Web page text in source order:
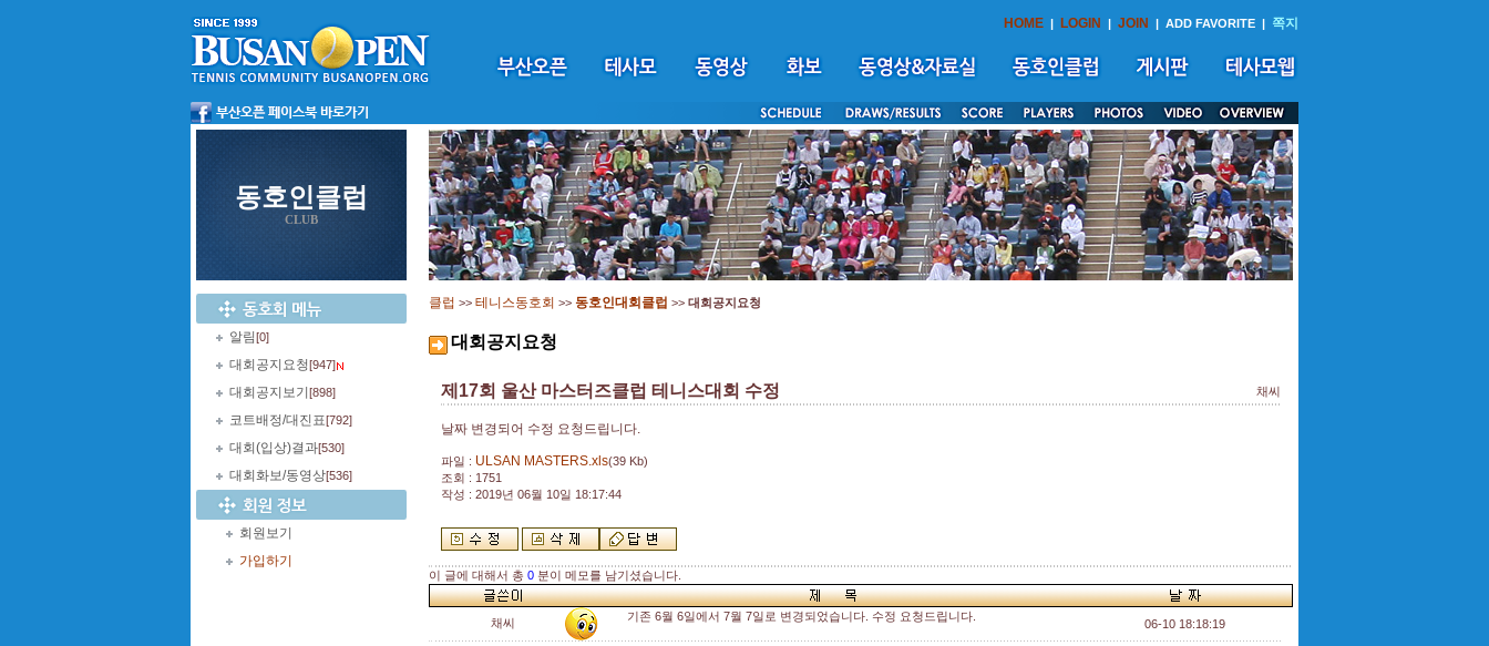
HOME | LOGIN | JOIN | ADD FAVORITE | 쪽지
동호인클럽
CLUB
알림[0]
대회공지요청[947]
대회공지보기 [898]
코트배정/대진표[792]
대회(입상)결과[530]
대회화보/동영상[536]
회원보기
가입하기
클럽 >> 테니스동호회 >> 동호인대회클럽 >> 대회공지요청
대회공지요청
제17회 울산 마스터즈클럽 테니스대회 수정 채씨
날짜 변경되어 수정 요청드립니다.
파일 : ULSAN MASTERS.xls(39 Kb)
조회 : 1751
작성 : 2019년 06월 10일 18:17:44
이 글에 대해서 총 0 분이 메모를 남기셨습니다.
채씨 기존 6월 6일에서 7월 7일로 변경되었습니다. 수정 요청드립니다.
06-10 18:18:19